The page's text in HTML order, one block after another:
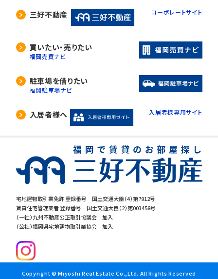
宅地建物取引業免許 登録番号 国土交通大臣（4）第7912号
賃貸住宅管理業者 登録番号 国土交通大臣（2）第003458号
（一社）九州不動産公正取引協議会 加入
（公社）福岡県宅地建物取引業協会 加入
三好不動産 コーポレートサイト
買いたい・売りたい
福岡売買ナビ
駐車場を借りたい
福岡駐車場ナビ
入居者様へ 入居者様専用サイト
Copyright © Miyoshi Real Estate Co.,Ltd. All Rights Reserved